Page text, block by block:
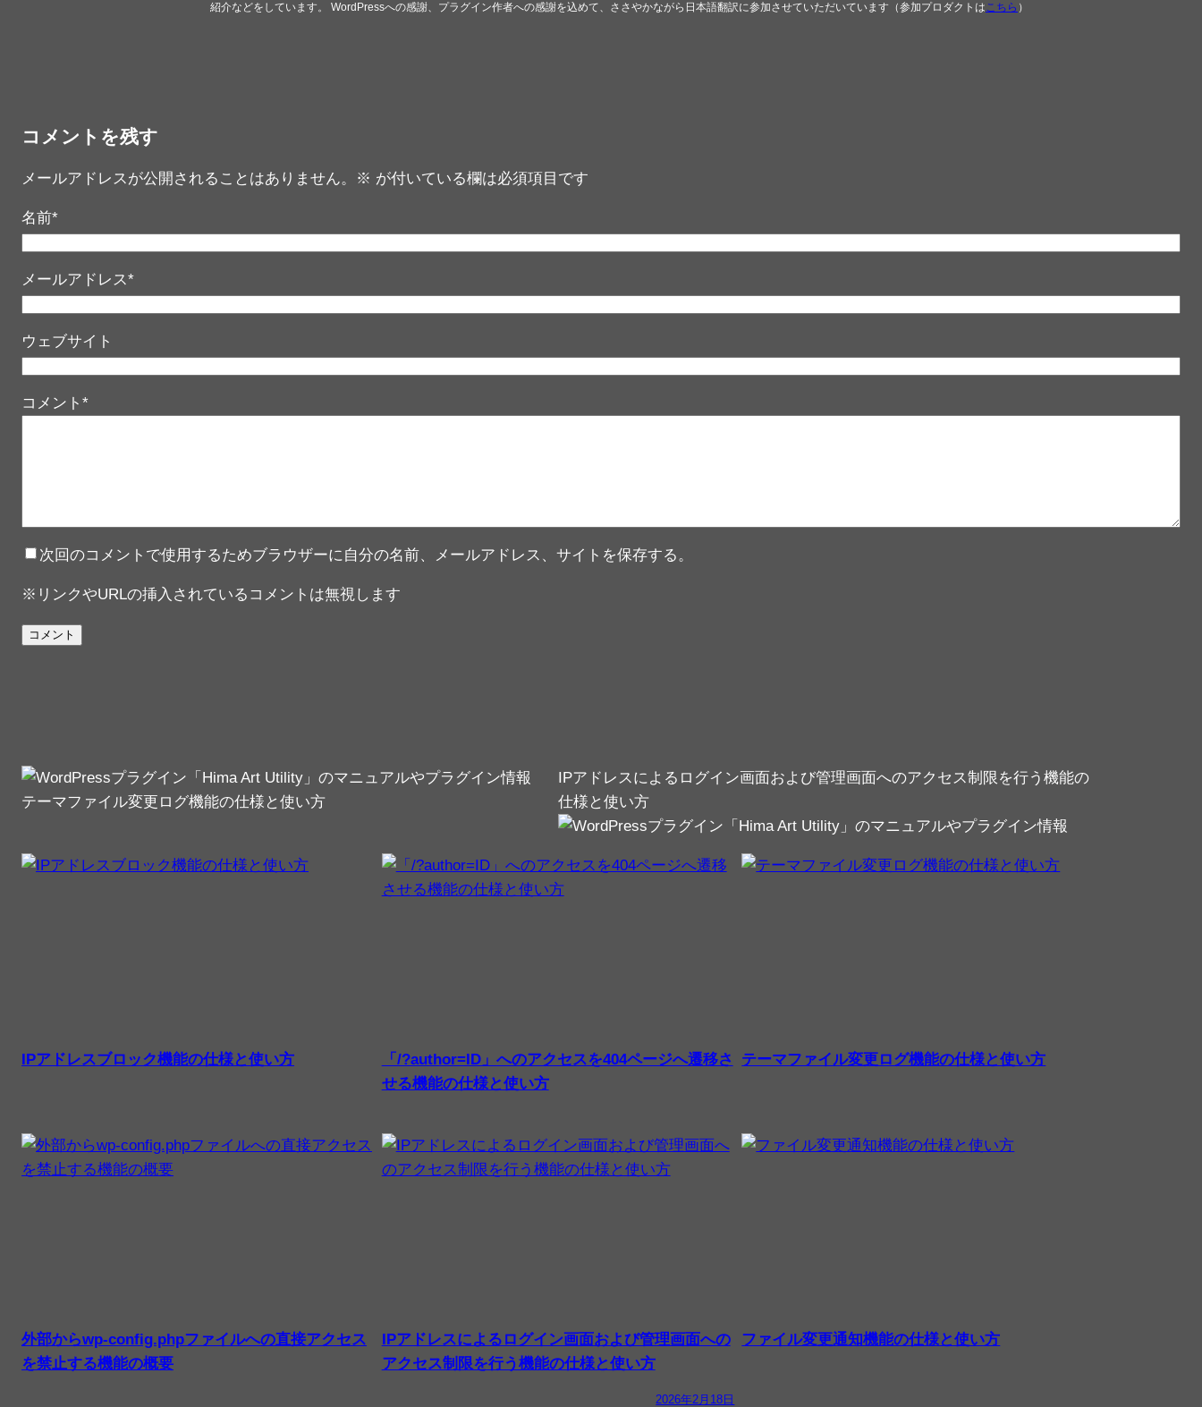
紹介などをしています。 WordPressへの感謝、プラグイン作者への感謝を込めて、ささやかながら日本語翻訳に参加させていただいています（参加プロダクトはこちら ）
コメントを残す
メールアドレスが公開されることはありません。 ※ が付いている欄は必須項目です
名前*
メールアドレス*
ウェブサイト
コメント *
次回のコメントで使用するためブラウザーに自分の名前、メールアドレス、サイトを保存する。
※リンクやURLの挿入されているコメントは無視します
テーマファイル変更ログ機能の仕様と使い方
IPアドレスによるログイン画面および管理画面へのアクセス制限を行う機能の
仕様と使い方
IPアドレスブロック機能の仕様と使い方
「/?author=ID」へのアクセスを404ページへ遷移さ
せる機能の仕様と使い方
テーマファイル変更ログ機能の仕様と使い方
外部からwp-config.phpファイルへの直接アクセス
を禁止する機能の概要
IPアドレスによるログイン画面および管理画面への
アクセス制限を行う機能の仕様と使い方
2026年2月18日
ファイル変更通知機能の仕様と使い方